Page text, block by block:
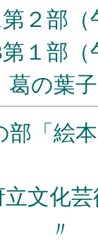
２部（
１部（
葛の葉
部「絵
文化